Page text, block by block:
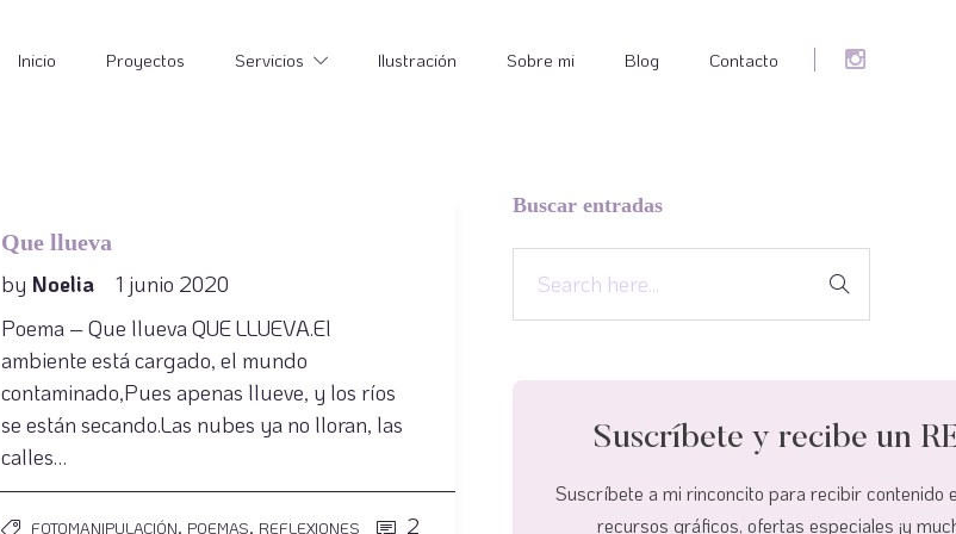
Inicio Proyectos Servicios Ilustración Sobre mi Blog Contacto
Que llueva
by Noelia
1 junio 2020
Poema – Que llueva QUE LLUEVA.El
ambiente está cargado, el mundo
contaminado,Pues apenas llueve, y los ríos
se están secando.Las nubes ya no lloran, las
calles…
FOTOMANIPULACIÓN, POEMAS, REFLEXIONES 2
Buscar entradas
Suscríbete y recibe un
Suscríbete a mi rinconcito para recibir contenido
recursos gráficos, ofertas especiales ¡y